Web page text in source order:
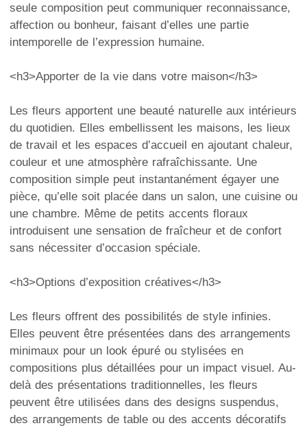
seule composition peut communiquer reconnaissance,
affection ou bonheur, faisant d’elles une partie
intemporelle de l’expression humaine.
<h3>Apporter de la vie dans votre maison</h3>
Les fleurs apportent une beauté naturelle aux intérieurs
du quotidien. Elles embellissent les maisons, les lieux
de travail et les espaces d’accueil en ajoutant chaleur,
couleur et une atmosphère rafraîchissante. Une
composition simple peut instantanément égayer une
pièce, qu’elle soit placée dans un salon, une cuisine ou
une chambre. Même de petits accents floraux
introduisent une sensation de fraîcheur et de confort
sans nécessiter d’occasion spéciale.
<h3>Options d’exposition créatives</h3>
Les fleurs offrent des possibilités de style infinies.
Elles peuvent être présentées dans des arrangements
minimaux pour un look épuré ou stylisées en
compositions plus détaillées pour un impact visuel. Au-
delà des présentations traditionnelles, les fleurs
peuvent être utilisées dans des designs suspendus,
des arrangements de table ou des accents décoratifs